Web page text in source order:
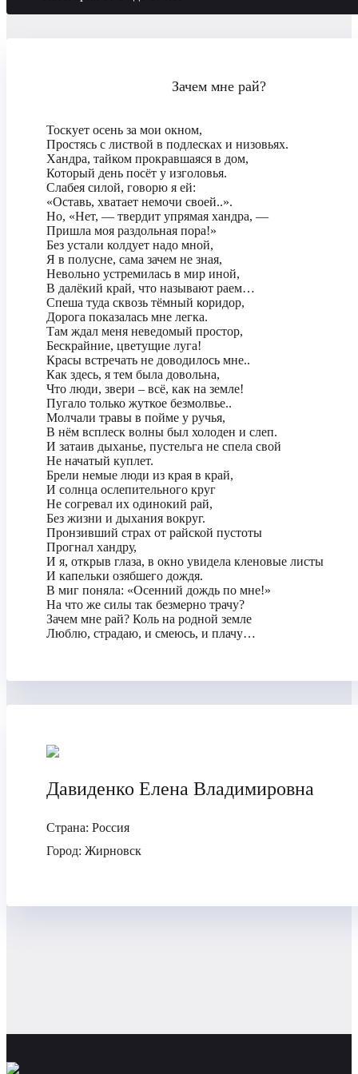
Зачем мне рай?
Тоскует осень за мои окном,
Простясь с листвой в подлесках и низовьях.
Хандра, тайком прокравшаяся в дом,
Который день посёт у изголовья.
Слабея силой, говорю я ей:
«Оставь, хватает немочи своей..».
Но, «Нет, — твердит упрямая хандра, —
Пришла моя раздольная пора!»
Без устали колдует надо мной,
Я в полусне, сама зачем не зная,
Невольно устремилась в мир иной,
В далёкий край, что называют раем…
Спеша туда сквозь тёмный коридор,
Дорога показалась мне легка.
Там ждал меня неведомый простор,
Бескрайние, цветущие луга!
Красы встречать не доводилось мне..
Как здесь, я тем была довольна,
Что люди, звери – всё, как на земле!
Пугало только жуткое безмолвье..
Молчали травы в пойме у ручья,
В нём всплеск волны был холоден и слеп.
И затаив дыханье, пустельга не спела свой
Не начатый куплет.
Брели немые люди из края в край,
И солнца ослепительного круг
Не согревал их одинокий рай,
Без жизни и дыхания вокруг.
Пронзивший страх от райской пустоты
Прогнал хандру,
И я, открыв глаза, в окно увидела кленовые листы
И капельки озябшего дождя.
В миг поняла: «Осенний дождь по мне!»
На что же силы так безмерно трачу?
Зачем мне рай? Коль на родной земле
Люблю, страдаю, и смеюсь, и плачу…
Давиденко Елена Владимировна
Страна: Россия
Город: Жирновск